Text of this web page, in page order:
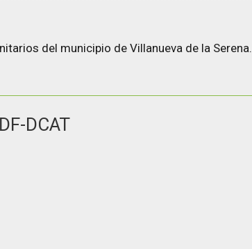
del municipio de Villanueva de la Serena.
DCAT